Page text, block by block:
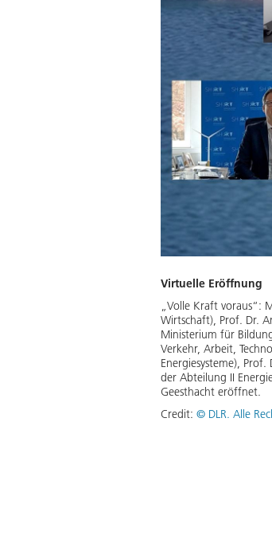
Virtuelle Eröffnung
„Volle Kraft voraus“:
Wirtschaft), Prof. Dr.
Ministerium für
Verkehr, Arbeit,
Energiesysteme),
der Abteilung II
Geesthacht eröffnet.
Credit: © DLR. Alle